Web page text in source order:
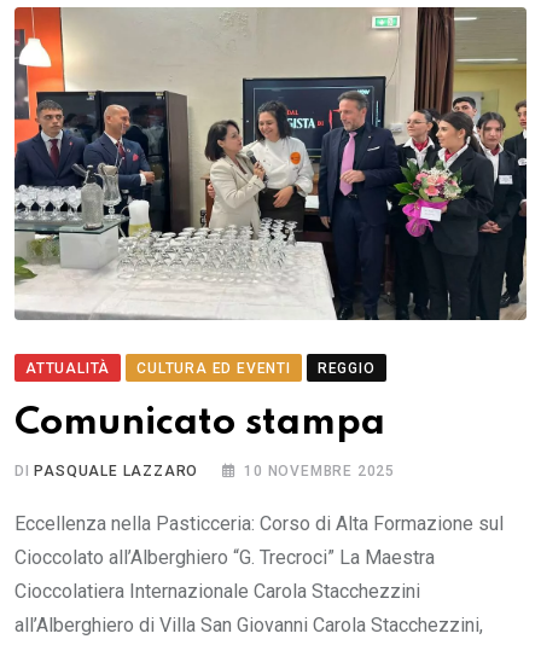
ATTUALITÀ CULTURA ED EVENTI REGGIO
Comunicato stampa
DI PASQUALE LAZZARO 10 NOVEMBRE 2025
Eccellenza nella Pasticceria: Corso di Alta Formazione sul
Cioccolato all’Alberghiero “G. Trecroci” La Maestra
Cioccolatiera Internazionale Carola Stacchezzini
all’Alberghiero di Villa San Giovanni Carola Stacchezzini,